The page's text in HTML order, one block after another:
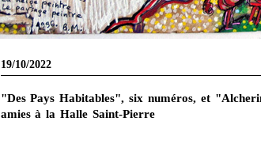
19/10/2022
"Des Pays Habitables", six numéros, et
amies à la Halle Saint-Pierre